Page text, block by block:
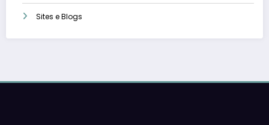
Sites e Blogs